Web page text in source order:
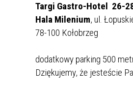
Targi Gastro-Hotel 26-
Hala Milenium, ul.
78-100 Kołobrzeg
dodatkowy parking 500
Dziękujemy, że jesteście